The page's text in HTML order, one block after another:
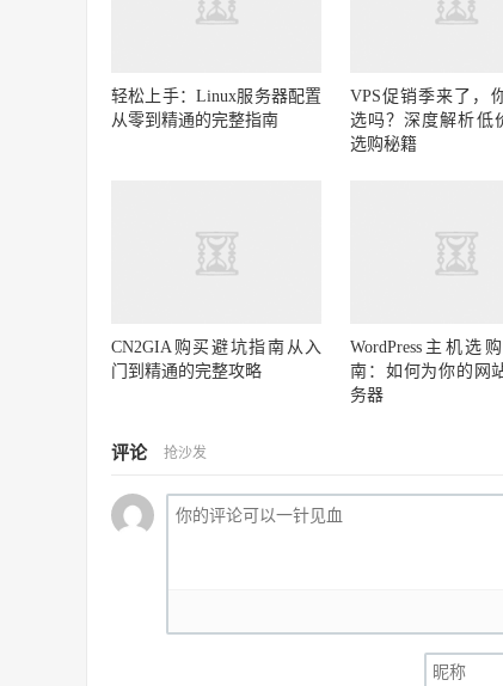
轻松上手：Linux服务器配置
从零到精通的完整指南
VPS促销季来了，
选吗？深度解析低
选购秘籍
CN2GIA购买避坑指南从入
门到精通的完整攻略
WordPress主机选
南：如何为你的网
务器
评论 抢沙发